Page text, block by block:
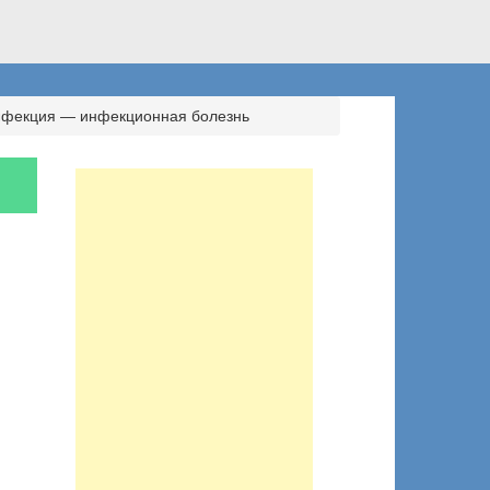
— инфекционная болезнь